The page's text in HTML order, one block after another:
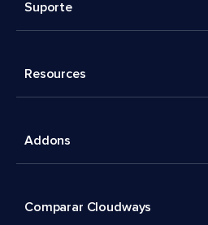
Suporte
Resources
Addons
Comparar Cloudways